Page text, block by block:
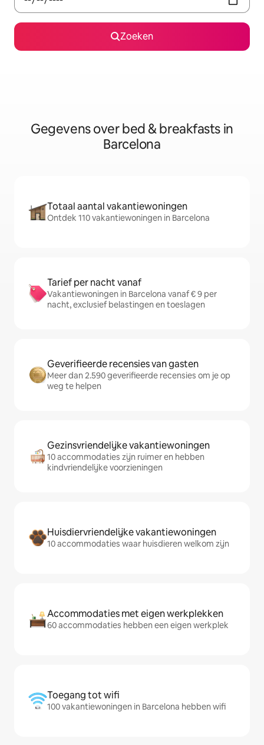
Zoeken
Gegevens over bed & breakfasts in
Barcelona
Totaal aantal vakantiewoningen
Ontdek 110 vakantiewoningen in Barcelona
Tarief per nacht vanaf
Vakantiewoningen in Barcelona vanaf € 9 per
nacht, exclusief belastingen en toeslagen
Geverifieerde recensies van gasten
Meer dan 2.590 geverifieerde recensies om je op
weg te helpen
Gezinsvriendelijke vakantiewoningen
10 accommodaties zijn ruimer en hebben
kindvriendelijke voorzieningen
Huisdiervriendelijke vakantiewoningen
10 accommodaties waar huisdieren welkom zijn
Accommodaties met eigen werkplekken
60 accommodaties hebben een eigen werkplek
Toegang tot wifi
100 vakantiewoningen in Barcelona hebben wifi